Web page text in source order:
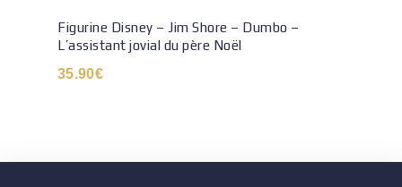
Figurine Disney – Jim Shore – Dumbo –
L’assistant jovial du père Noël
35.90€